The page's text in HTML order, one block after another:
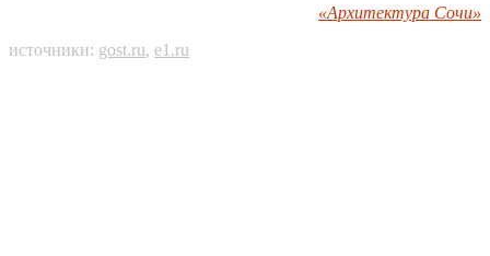
«Архитектура Сочи»
источники: gost.ru, e1.ru